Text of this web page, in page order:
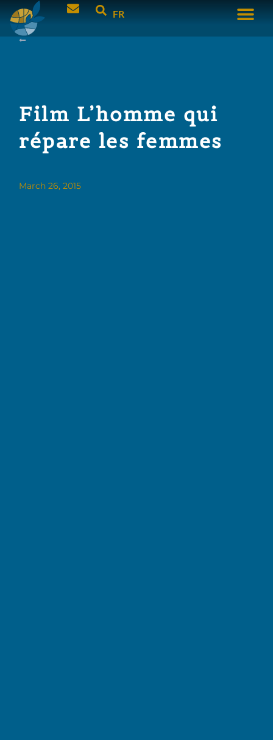
FR
Film L’homme qui
répare les femmes
March 26, 2015